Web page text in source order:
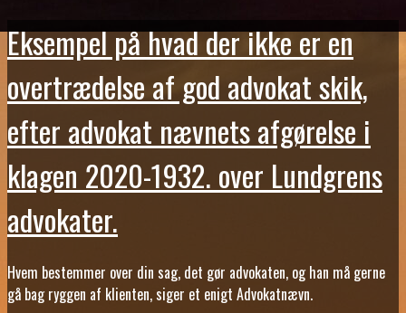
Eksempel på hvad der ikke er en
overtrædelse af god advokat skik,
efter advokat nævnets afgørelse i
klagen 2020-1932. over Lundgrens
advokater.
Hvem bestemmer over din sag, det gør advokaten, og han må gerne
gå bag ryggen af klienten, siger et enigt Advokatnævn.